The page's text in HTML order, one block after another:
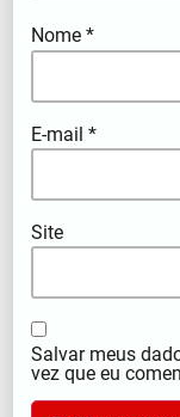
Nome*
E-mail*
Site
Salvar meus
vez que eu